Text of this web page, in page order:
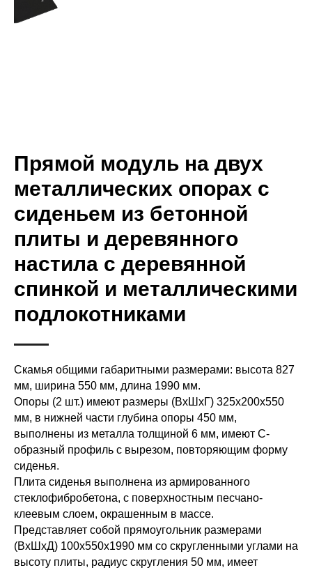
Прямой модуль на двух
металлических опорах с
сиденьем из бетонной
плиты и деревянного
настила с деревянной
спинкой и металлическими
подлокотниками
Скамья общими габаритными размерами: высота 827
мм, ширина 550 мм, длина 1990 мм.
Опоры (2 шт.) имеют размеры (ВxШхГ) 325х200х550
мм, в нижней части глубина опоры 450 мм,
выполнены из металла толщиной 6 мм, имеют С-
образный профиль с вырезом, повторяющим форму
сиденья.
Плита сиденья выполнена из армированного
стеклофибробетона, с поверхностным песчано-
клеевым слоем, окрашенным в массе.
Представляет собой прямоугольник размерами
(ВxШхД) 100х550х1990 мм со скругленными углами на
высоту плиты, радиус скругления 50 мм, имеет